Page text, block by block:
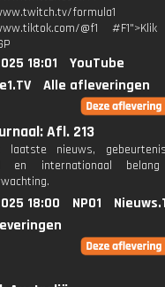
formula1
@f1
18:01
YouTube
Alle afleveringen
Afl. 213
nieuws,
en internationaal
18:00 NPO1